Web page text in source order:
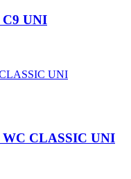
UNI
CLASSIC UNI